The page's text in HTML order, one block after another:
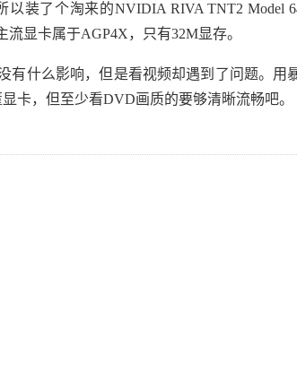
装了个淘来的NVIDIA RIVA TNT2 Model
显卡属于AGP4X，只有32M显存。
什么影响，但是看视频却遇到了问题。用
卡，但至少看DVD画质的要够清晰流畅吧。